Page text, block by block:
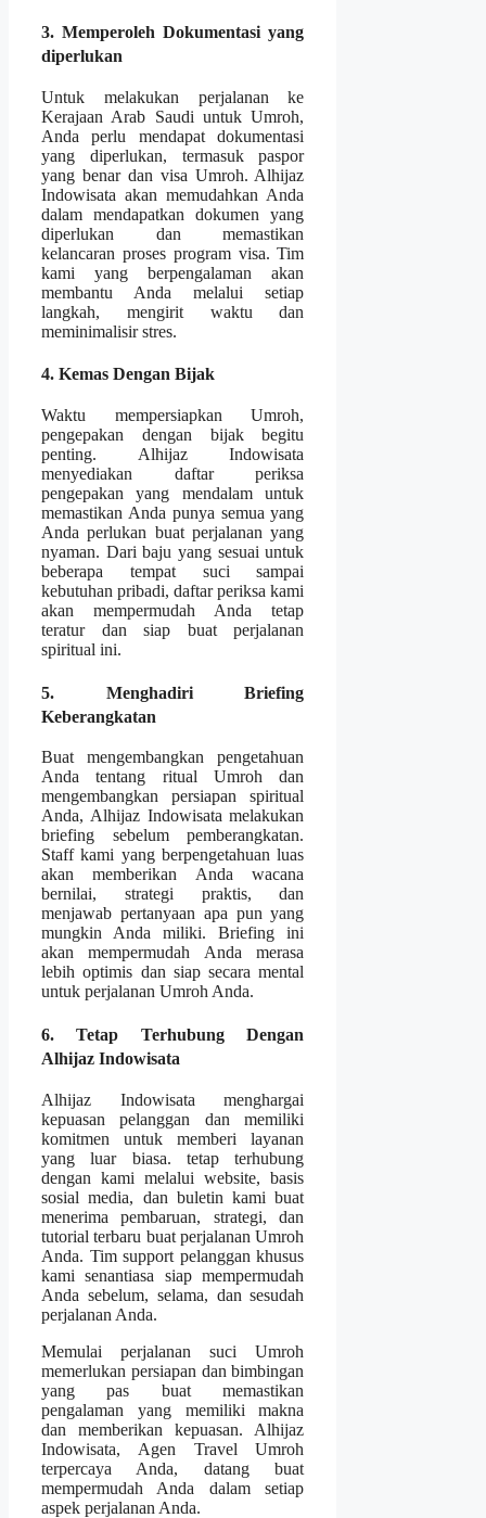
3. Memperoleh Dokumentasi yang
diperlukan
Untuk melakukan perjalanan ke
Kerajaan Arab Saudi untuk Umroh,
Anda perlu mendapat dokumentasi
yang diperlukan, termasuk paspor
yang benar dan visa Umroh. Alhijaz
Indowisata akan memudahkan Anda
dalam mendapatkan dokumen yang
diperlukan dan memastikan
kelancaran proses program visa. Tim
kami yang berpengalaman akan
membantu Anda melalui setiap
langkah, mengirit waktu dan
meminimalisir stres.
4. Kemas Dengan Bijak
Waktu mempersiapkan Umroh,
pengepakan dengan bijak begitu
penting. Alhijaz Indowisata
menyediakan daftar periksa
pengepakan yang mendalam untuk
memastikan Anda punya semua yang
Anda perlukan buat perjalanan yang
nyaman. Dari baju yang sesuai untuk
beberapa tempat suci sampai
kebutuhan pribadi, daftar periksa kami
akan mempermudah Anda tetap
teratur dan siap buat perjalanan
spiritual ini.
5. Menghadiri Briefing
Keberangkatan
Buat mengembangkan pengetahuan
Anda tentang ritual Umroh dan
mengembangkan persiapan spiritual
Anda, Alhijaz Indowisata melakukan
briefing sebelum pemberangkatan.
Staff kami yang berpengetahuan luas
akan memberikan Anda wacana
bernilai, strategi praktis, dan
menjawab pertanyaan apa pun yang
mungkin Anda miliki. Briefing ini
akan mempermudah Anda merasa
lebih optimis dan siap secara mental
untuk perjalanan Umroh Anda.
6. Tetap Terhubung Dengan
Alhijaz Indowisata
Alhijaz Indowisata menghargai
kepuasan pelanggan dan memiliki
komitmen untuk memberi layanan
yang luar biasa. tetap terhubung
dengan kami melalui website, basis
sosial media, dan buletin kami buat
menerima pembaruan, strategi, dan
tutorial terbaru buat perjalanan Umroh
Anda. Tim support pelanggan khusus
kami senantiasa siap mempermudah
Anda sebelum, selama, dan sesudah
perjalanan Anda.
Memulai perjalanan suci Umroh
memerlukan persiapan dan bimbingan
yang pas buat memastikan
pengalaman yang memiliki makna
dan memberikan kepuasan. Alhijaz
Indowisata, Agen Travel Umroh
terpercaya Anda, datang buat
mempermudah Anda dalam setiap
aspek perjalanan Anda.